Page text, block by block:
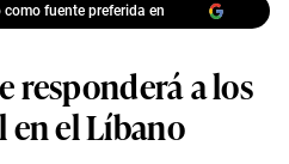
fuente preferida en
responderá a los
en el Líbano